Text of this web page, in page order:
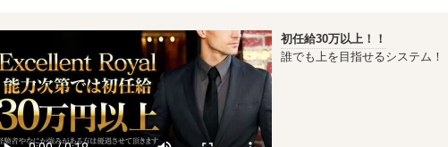
初任給30万以上！！
誰でも上を目指せるシステム！